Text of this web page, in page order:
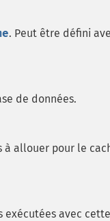
. Peut être défini
de données.
allouer pour le
avec